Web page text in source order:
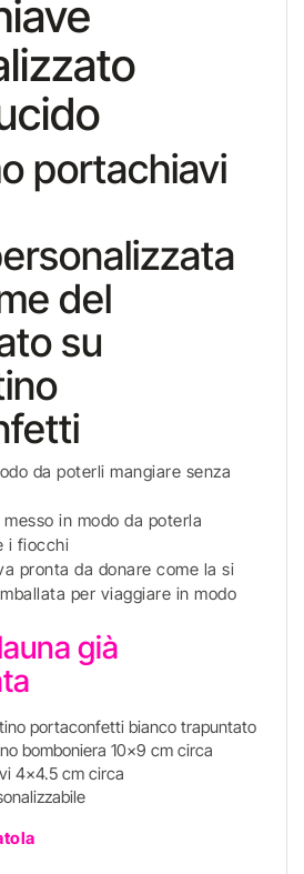
portachiavi
del
su
da poterli mangiare senza
in modo da poterla
i fiocchi
pronta da donare come la si
per viaggiare in modo
già
portaconfetti bianco trapuntato
bomboniera 10x9 cm circa
4x4.5 cm circa